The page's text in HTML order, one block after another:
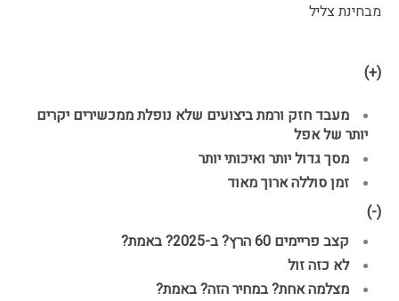
מבחינת צליל
(+)
מעבד חזק ורמת ביצועים שלא נופלת ממכשירים יקרים
יותר של אפל
מסך גדול יותר ואיכותי יותר
זמן סוללה ארוך מאוד
(-)
קצב פריימים 60 הרץ? ב-2025? באמת?
לא כזה זול
מצלמה אחת? במחיר הזה? באמת?